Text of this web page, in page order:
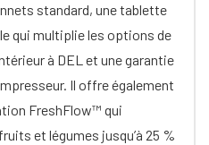
standard, une tablette
qui multiplie les options de
à DEL et une garantie
Il offre également
FreshFlow™ qui
et légumes jusqu’à 25 %